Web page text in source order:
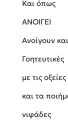
Και όπως
ΑΝΟΙΓΕΙ
Ανοίγουν
Γοητευτικές
με τις
και τα
νιφάδες